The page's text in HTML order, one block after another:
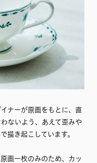
ナーが原画をもとに、直
ないよう、あえて歪みや
描き起こしています。
画一枚のみのため、カッ